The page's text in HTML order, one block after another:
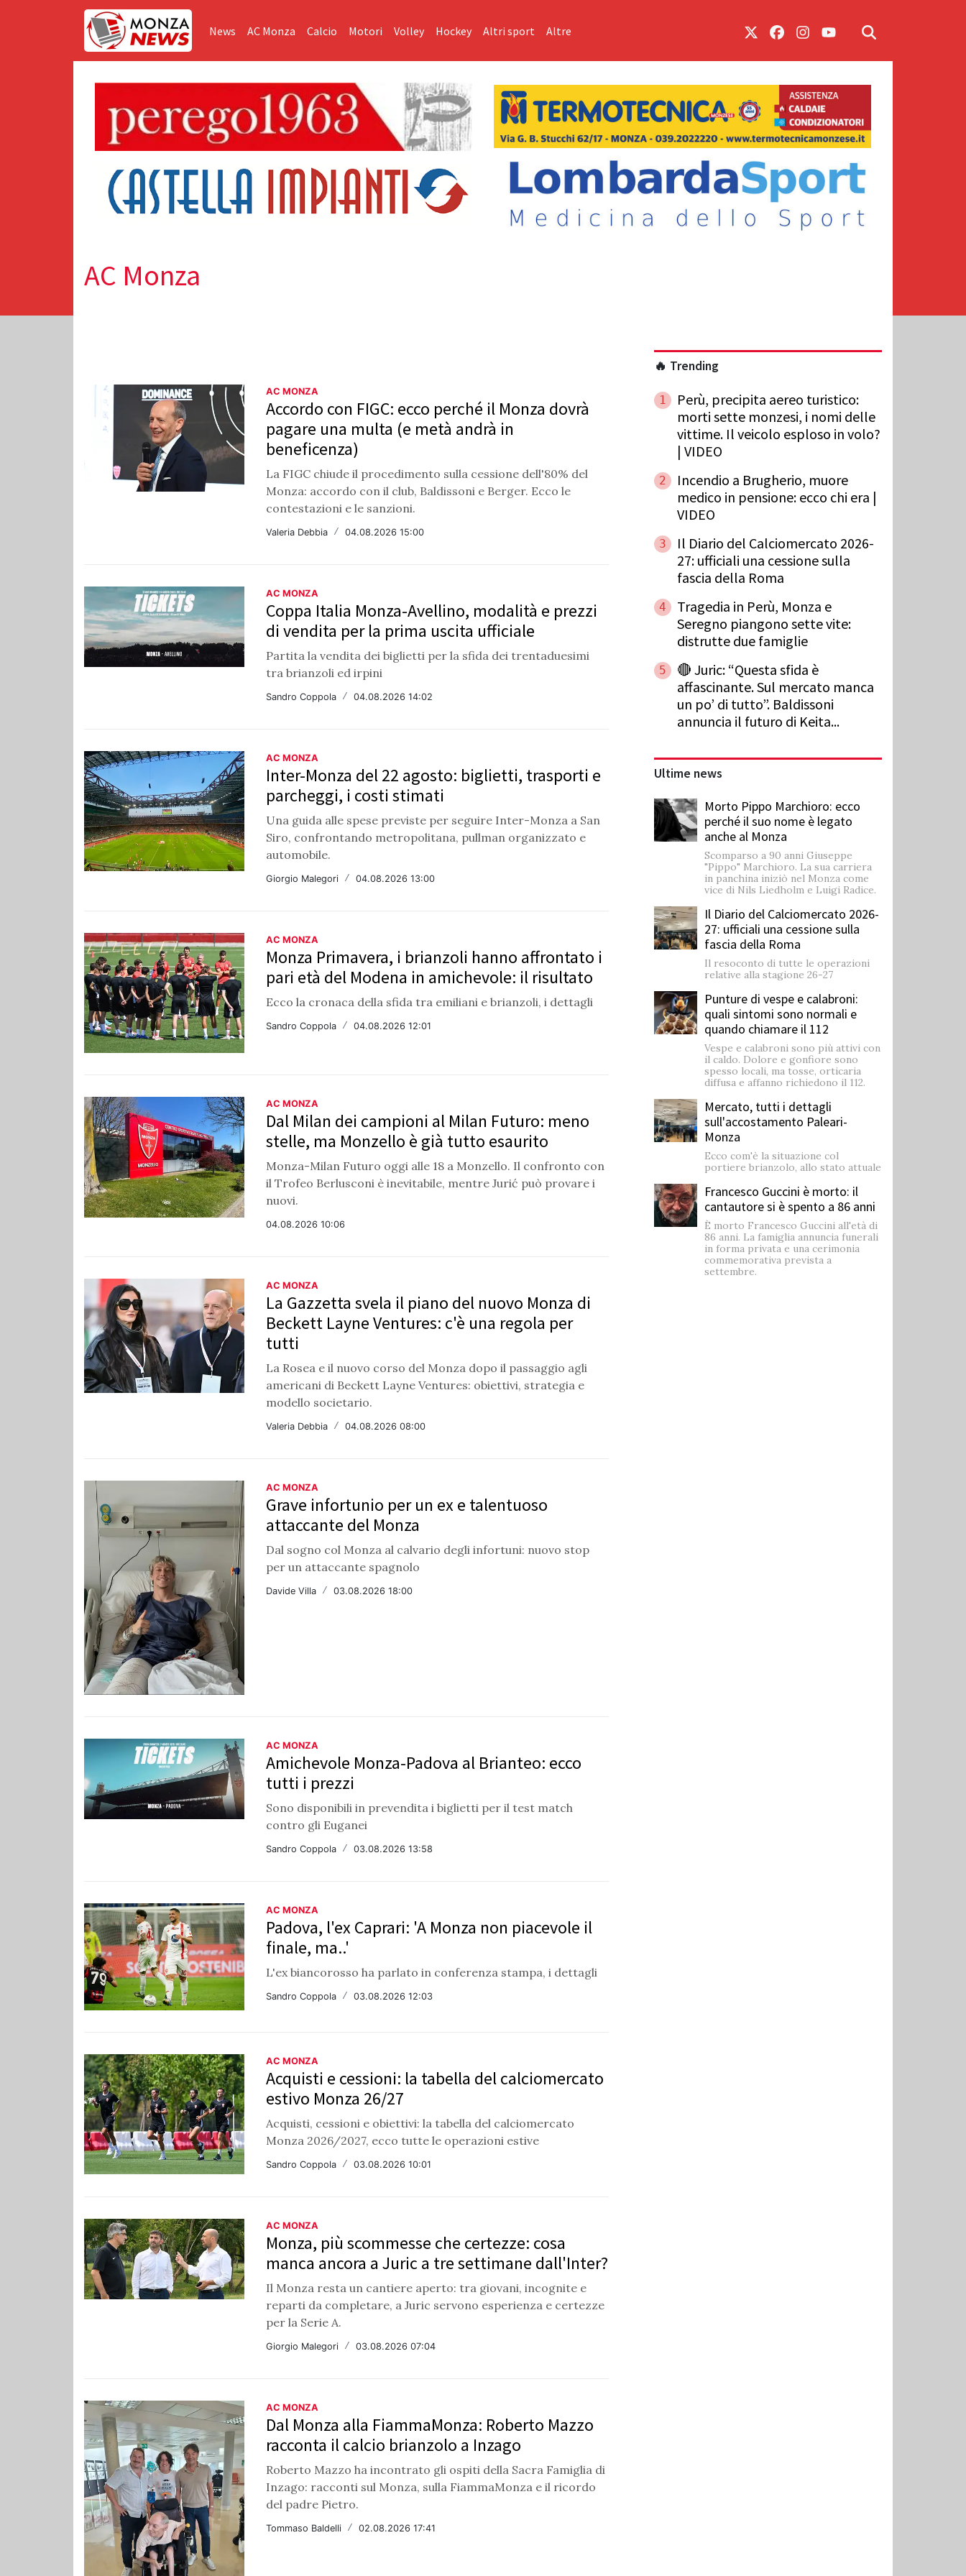
News AC Monza Calcio Motori Volley Hockey Altri sport Altre
AC Monza
AC MONZA
Accordo con FIGC: ecco perché il Monza dovrà
pagare una multa (e metà andrà in
beneficenza)
La FIGC chiude il procedimento sulla cessione dell'80% del
Monza: accordo con il club, Baldissoni e Berger. Ecco le
contestazioni e le sanzioni.
Valeria Debbia / 04.08.2026 15:00
AC MONZA
Coppa Italia Monza-Avellino, modalità e prezzi
di vendita per la prima uscita ufficiale
Partita la vendita dei biglietti per la sfida dei trentaduesimi
tra brianzoli ed irpini
Sandro Coppola / 04.08.2026 14:02
AC MONZA
Inter-Monza del 22 agosto: biglietti, trasporti e
parcheggi, i costi stimati
Una guida alle spese previste per seguire Inter-Monza a San
Siro, confrontando metropolitana, pullman organizzato e
automobile.
Giorgio Malegori / 04.08.2026 13:00
AC MONZA
Monza Primavera, i brianzoli hanno affrontato i
pari età del Modena in amichevole: il risultato
Ecco la cronaca della sfida tra emiliani e brianzoli, i dettagli
Sandro Coppola / 04.08.2026 12:01
AC MONZA
Dal Milan dei campioni al Milan Futuro: meno
stelle, ma Monzello è già tutto esaurito
Monza-Milan Futuro oggi alle 18 a Monzello. Il confronto con
il Trofeo Berlusconi è inevitabile, mentre Jurić può provare i
nuovi.
04.08.2026 10:06
AC MONZA
La Gazzetta svela il piano del nuovo Monza di
Beckett Layne Ventures: c'è una regola per
tutti
La Rosea e il nuovo corso del Monza dopo il passaggio agli
americani di Beckett Layne Ventures: obiettivi, strategia e
modello societario.
Valeria Debbia / 04.08.2026 08:00
AC MONZA
Grave infortunio per un ex e talentuoso
attaccante del Monza
Dal sogno col Monza al calvario degli infortuni: nuovo stop
per un attaccante spagnolo
Davide Villa / 03.08.2026 18:00
AC MONZA
Amichevole Monza-Padova al Brianteo: ecco
tutti i prezzi
Sono disponibili in prevendita i biglietti per il test match
contro gli Euganei
Sandro Coppola / 03.08.2026 13:58
AC MONZA
Padova, l'ex Caprari: 'A Monza non piacevole il
finale, ma..'
L'ex biancorosso ha parlato in conferenza stampa, i dettagli
Sandro Coppola / 03.08.2026 12:03
AC MONZA
Acquisti e cessioni: la tabella del calciomercato
estivo Monza 26/27
Acquisti, cessioni e obiettivi: la tabella del calciomercato
Monza 2026/2027, ecco tutte le operazioni estive
Sandro Coppola / 03.08.2026 10:01
AC MONZA
Monza, più scommesse che certezze: cosa
manca ancora a Juric a tre settimane dall'Inter?
Il Monza resta un cantiere aperto: tra giovani, incognite e
reparti da completare, a Juric servono esperienza e certezze
per la Serie A.
Giorgio Malegori / 03.08.2026 07:04
AC MONZA
Dal Monza alla FiammaMonza: Roberto Mazzo
racconta il calcio brianzolo a Inzago
Roberto Mazzo ha incontrato gli ospiti della Sacra Famiglia di
Inzago: racconti sul Monza, sulla FiammaMonza e il ricordo
del padre Pietro.
Tommaso Baldelli / 02.08.2026 17:41
🔥 Trending
1
Perù, precipita aereo turistico:
morti sette monzesi, i nomi delle
vittime. Il veicolo esploso in volo?
| VIDEO
2
Incendio a Brugherio, muore
medico in pensione: ecco chi era |
VIDEO
3
Il Diario del Calciomercato 2026-
27: ufficiali una cessione sulla
fascia della Roma
4
Tragedia in Perù, Monza e
Seregno piangono sette vite:
distrutte due famiglie
5
🔴 Juric: “Questa sfida è
affascinante. Sul mercato manca
un po’ di tutto”. Baldissoni
annuncia il futuro di Keita...
Ultime news
Morto Pippo Marchioro: ecco
perché il suo nome è legato
anche al Monza
Scomparso a 90 anni Giuseppe
"Pippo" Marchioro. La sua carriera
in panchina iniziò nel Monza come
vice di Nils Liedholm e Luigi Radice.
Il Diario del Calciomercato 2026-
27: ufficiali una cessione sulla
fascia della Roma
Il resoconto di tutte le operazioni
relative alla stagione 26-27
Punture di vespe e calabroni:
quali sintomi sono normali e
quando chiamare il 112
Vespe e calabroni sono più attivi con
il caldo. Dolore e gonfiore sono
spesso locali, ma tosse, orticaria
diffusa e affanno richiedono il 112.
Mercato, tutti i dettagli
sull'accostamento Paleari-
Monza
Ecco com'è la situazione col
portiere brianzolo, allo stato attuale
Francesco Guccini è morto: il
cantautore si è spento a 86 anni
È morto Francesco Guccini all'età di
86 anni. La famiglia annuncia funerali
in forma privata e una cerimonia
commemorativa prevista a
settembre.